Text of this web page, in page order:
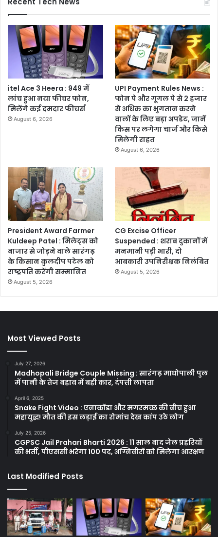
itel Ace 3 Heera : 949 में
लांच हुआ नया फीचर फोन,
मिलेंगे कई दमदार फीचर्स
August 6, 2026
UPI Payment Rules News :
फोन पे और गूगल पे से 2 हजार
से अधिक का भुगतान करने
वालों के लिए बड़ा अपडेट, जानें
किस पर लगेगा चार्ज और किसे
मिलेगी राहत
August 6, 2026
President Award Farmer
Kuldeep Patel : मिलेट्स को
बाजार से जोड़ने वाले सारंगढ़
के किसान कुलदीप पटेल को
राष्ट्रपति करेंगी सम्मानित
August 5, 2026
CG Excise Officer
Suspended : शराब दुकानों में
मनमानी पड़ी भारी, दो
आबकारी उपनिरीक्षक निलंबित
August 5, 2026
Most Viewed Posts
July 27, 2026
Madhopali Bridge Couple Missing : सारंगढ़ माधोपाली पुल
में पानी के तेज बहाव में बही कार, दंपत्ती लापता
April 6, 2025
Snake Fight Video : एनाकोंडा और मगरमच्छ की बीच हुआ
महायुद्ध! मौत की इस लड़ाई का रोमांच देख कांप उठे लोग
July 25, 2026
CGPSC Jail Prahari Bharti 2026 : 11 साल बाद जेल प्रहरियों
की भर्ती, पीएससी भरेगा 100 पद, अग्निवीरों को मिलेगा आरक्षण
Last Modified Posts